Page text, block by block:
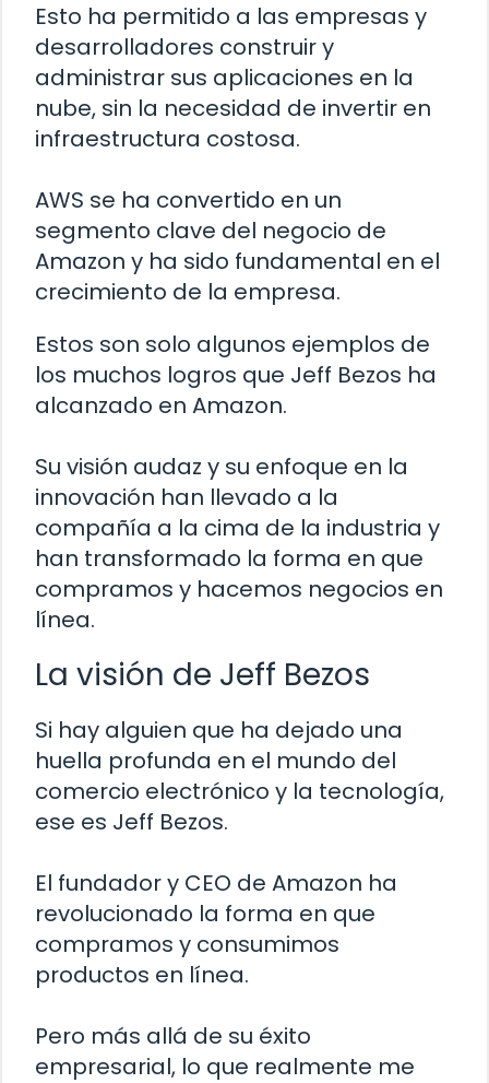
Esto ha permitido a las empresas y
desarrolladores construir y
administrar sus aplicaciones en la
nube, sin la necesidad de invertir en
infraestructura costosa.
AWS se ha convertido en un
segmento clave del negocio de
Amazon y ha sido fundamental en el
crecimiento de la empresa.
Estos son solo algunos ejemplos de
los muchos logros que Jeff Bezos ha
alcanzado en Amazon.
Su visión audaz y su enfoque en la
innovación han llevado a la
compañía a la cima de la industria y
han transformado la forma en que
compramos y hacemos negocios en
línea.
La visión de Jeff Bezos
Si hay alguien que ha dejado una
huella profunda en el mundo del
comercio electrónico y la tecnología,
ese es Jeff Bezos.
El fundador y CEO de Amazon ha
revolucionado la forma en que
compramos y consumimos
productos en línea.
Pero más allá de su éxito
empresarial, lo que realmente me